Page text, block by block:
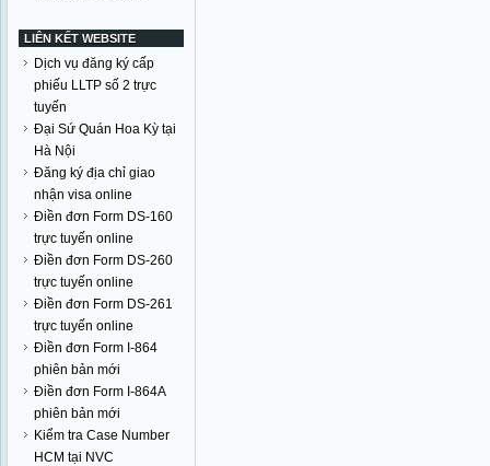
LIÊN KẾT WEBSITE
Dịch vụ đăng ký cấp
phiếu LLTP số 2 trực
tuyến
Đại Sứ Quán Hoa Kỳ tại
Hà Nội
Đăng ký địa chỉ giao
nhận visa online
Điền đơn Form DS-160
trực tuyến online
Điền đơn Form DS-260
trực tuyến online
Điền đơn Form DS-261
trực tuyến online
Điền đơn Form I-864
phiên bản mới
Điền đơn Form I-864A
phiên bản mới
Kiểm tra Case Number
HCM tại NVC